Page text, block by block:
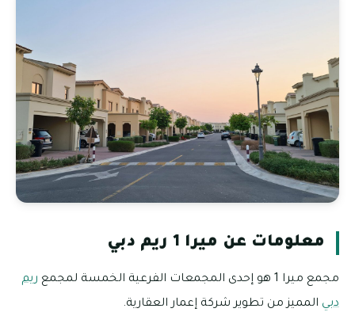
معلومات عن ميرا 1 ريم دبي
مجمع ميرا 1 هو إحدى المجمعات الفرعية الخمسة لمجمع
ريم
دبي المميز من تطوير شركة إعمار العقارية.